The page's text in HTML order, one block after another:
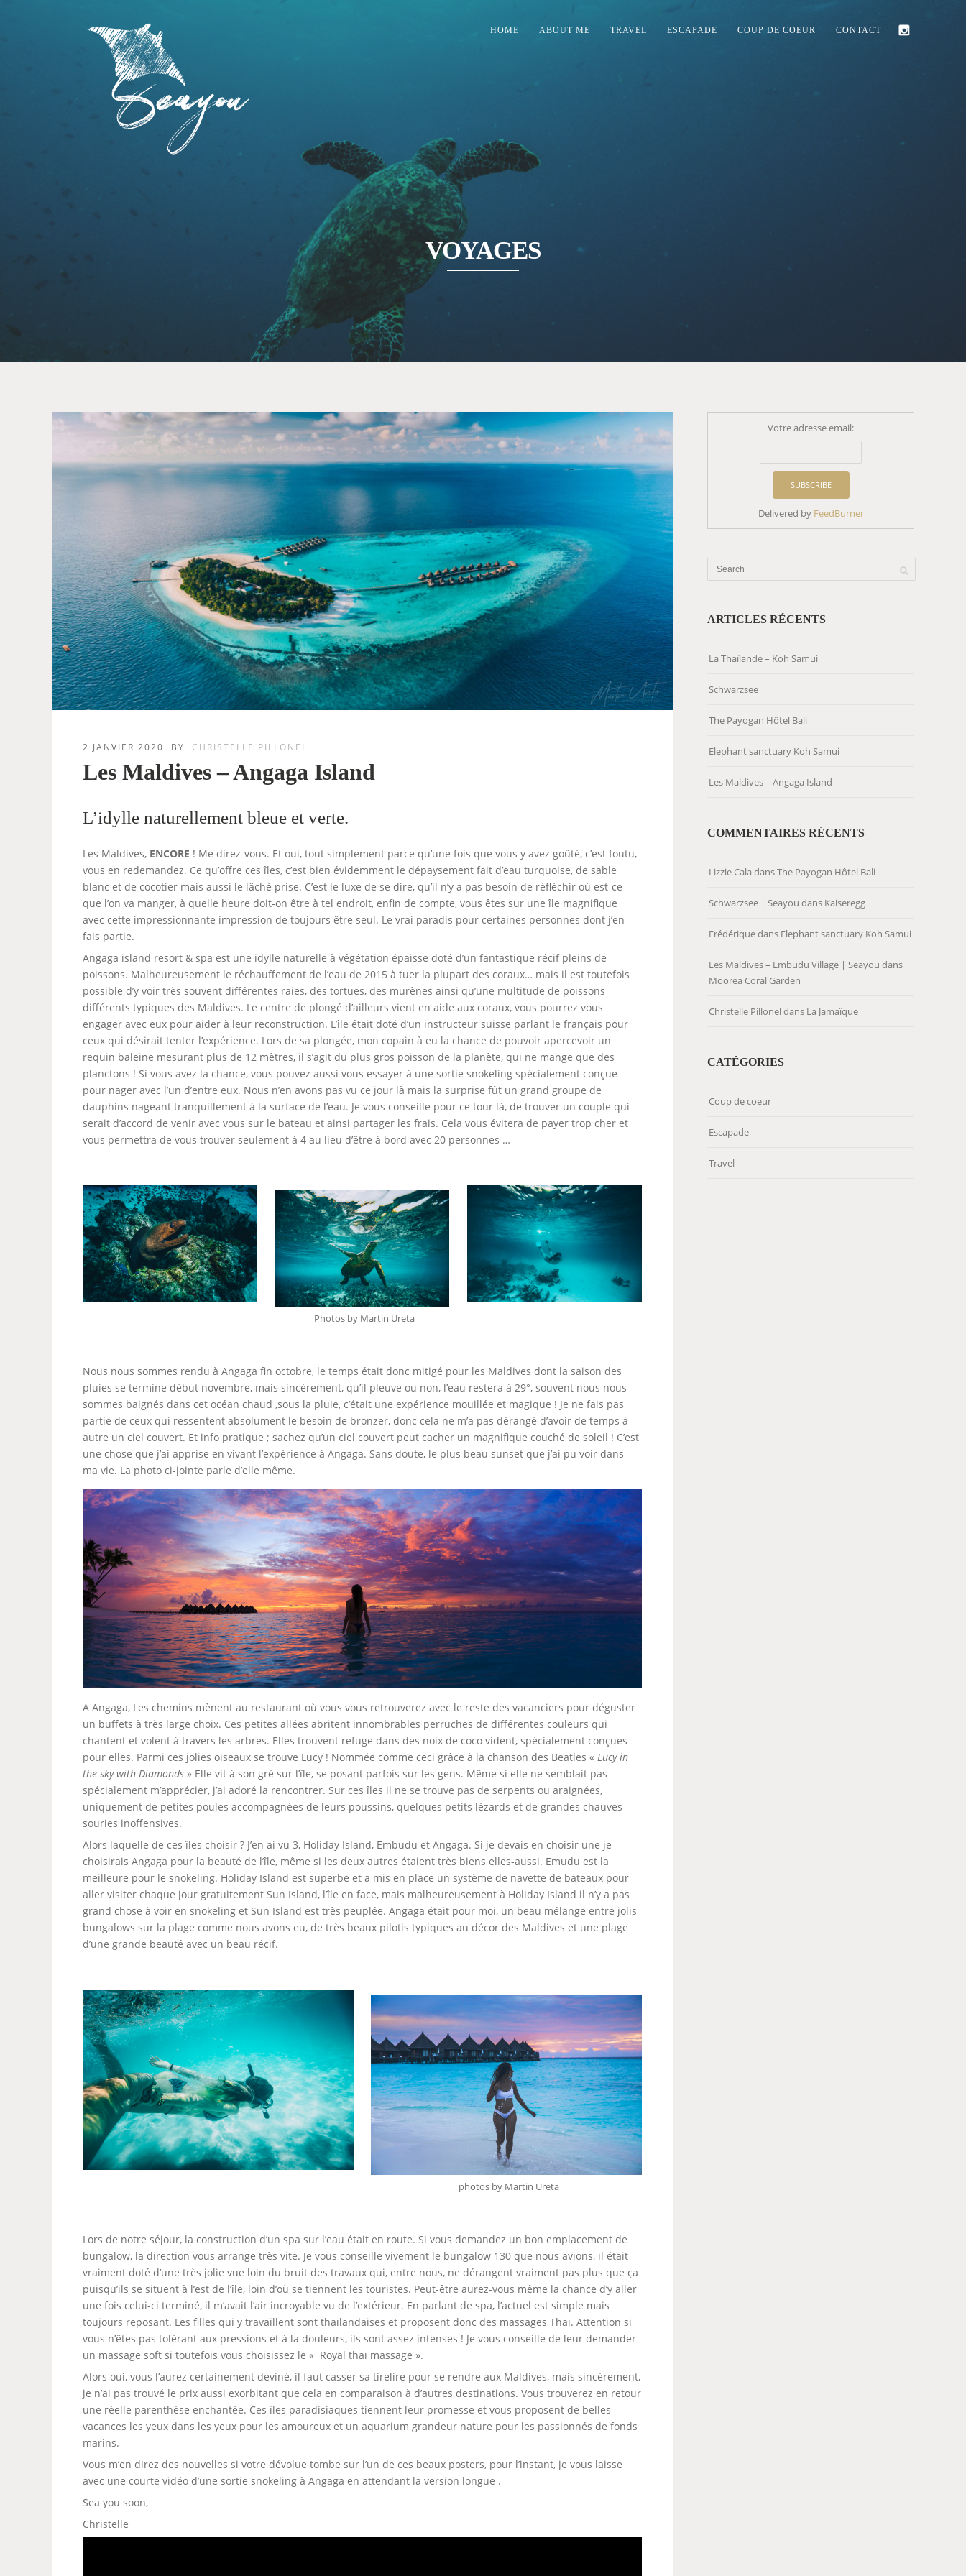
HOME ABOUT ME TRAVEL ESCAPADE COUP DE COEUR CONTACT
VOYAGES
2 JANVIER 2020 BY CHRISTELLE PILLONEL
Les Maldives – Angaga Island
L’idylle naturellement bleue et verte.
Les Maldives, ENCORE ! Me direz-vous. Et oui, tout simplement parce qu’une fois que vous y avez goûté, c’est foutu,
vous en redemandez. Ce qu’offre ces îles, c’est bien évidemment le dépaysement fait d’eau turquoise, de sable
blanc et de cocotier mais aussi le lâché prise. C’est le luxe de se dire, qu’il n’y a pas besoin de réfléchir où est-ce-
que l’on va manger, à quelle heure doit-on être à tel endroit, enfin de compte, vous êtes sur une île magnifique
avec cette impressionnante impression de toujours être seul. Le vrai paradis pour certaines personnes dont j’en
fais partie.
Angaga island resort & spa est une idylle naturelle à végétation épaisse doté d’un fantastique récif pleins de
poissons. Malheureusement le réchauffement de l’eau de 2015 à tuer la plupart des coraux… mais il est toutefois
possible d’y voir très souvent différentes raies, des tortues, des murènes ainsi qu’une multitude de poissons
différents typiques des Maldives. Le centre de plongé d’ailleurs vient en aide aux coraux, vous pourrez vous
engager avec eux pour aider à leur reconstruction. L’île était doté d’un instructeur suisse parlant le français pour
ceux qui désirait tenter l’expérience. Lors de sa plongée, mon copain à eu la chance de pouvoir apercevoir un
requin baleine mesurant plus de 12 mètres, il s’agit du plus gros poisson de la planète, qui ne mange que des
planctons ! Si vous avez la chance, vous pouvez aussi vous essayer à une sortie snokeling spécialement conçue
pour nager avec l’un d’entre eux. Nous n’en avons pas vu ce jour là mais la surprise fût un grand groupe de
dauphins nageant tranquillement à la surface de l’eau. Je vous conseille pour ce tour là, de trouver un couple qui
serait d’accord de venir avec vous sur le bateau et ainsi partager les frais. Cela vous évitera de payer trop cher et
vous permettra de vous trouver seulement à 4 au lieu d’être à bord avec 20 personnes …
Photos by Martin Ureta
Nous nous sommes rendu à Angaga fin octobre, le temps était donc mitigé pour les Maldives dont la saison des
pluies se termine début novembre, mais sincèrement, qu’il pleuve ou non, l’eau restera à 29°, souvent nous nous
sommes baignés dans cet océan chaud ,sous la pluie, c’était une expérience mouillée et magique ! Je ne fais pas
partie de ceux qui ressentent absolument le besoin de bronzer, donc cela ne m’a pas dérangé d’avoir de temps à
autre un ciel couvert. Et info pratique ; sachez qu’un ciel couvert peut cacher un magnifique couché de soleil ! C’est
une chose que j’ai apprise en vivant l’expérience à Angaga. Sans doute, le plus beau sunset que j’ai pu voir dans
ma vie. La photo ci-jointe parle d’elle même.
A Angaga, Les chemins mènent au restaurant où vous vous retrouverez avec le reste des vacanciers pour déguster
un buffets à très large choix. Ces petites allées abritent innombrables perruches de différentes couleurs qui
chantent et volent à travers les arbres. Elles trouvent refuge dans des noix de coco vident, spécialement conçues
pour elles. Parmi ces jolies oiseaux se trouve Lucy ! Nommée comme ceci grâce à la chanson des Beatles « Lucy in
the sky with Diamonds » Elle vit à son gré sur l’île, se posant parfois sur les gens. Même si elle ne semblait pas
spécialement m’apprécier, j’ai adoré la rencontrer. Sur ces îles il ne se trouve pas de serpents ou araignées,
uniquement de petites poules accompagnées de leurs poussins, quelques petits lézards et de grandes chauves
souries inoffensives.
Alors laquelle de ces îles choisir ? J’en ai vu 3, Holiday Island, Embudu et Angaga. Si je devais en choisir une je
choisirais Angaga pour la beauté de l’île, même si les deux autres étaient très biens elles-aussi. Emudu est la
meilleure pour le snokeling. Holiday Island est superbe et a mis en place un système de navette de bateaux pour
aller visiter chaque jour gratuitement Sun Island, l’île en face, mais malheureusement à Holiday Island il n’y a pas
grand chose à voir en snokeling et Sun Island est très peuplée. Angaga était pour moi, un beau mélange entre jolis
bungalows sur la plage comme nous avons eu, de très beaux pilotis typiques au décor des Maldives et une plage
d’une grande beauté avec un beau récif.
photos by Martin Ureta
Lors de notre séjour, la construction d’un spa sur l’eau était en route. Si vous demandez un bon emplacement de
bungalow, la direction vous arrange très vite. Je vous conseille vivement le bungalow 130 que nous avions, il était
vraiment doté d’une très jolie vue loin du bruit des travaux qui, entre nous, ne dérangent vraiment pas plus que ça
puisqu’ils se situent à l’est de l’île, loin d’où se tiennent les touristes. Peut-être aurez-vous même la chance d’y aller
une fois celui-ci terminé, il m’avait l’air incroyable vu de l’extérieur. En parlant de spa, l’actuel est simple mais
toujours reposant. Les filles qui y travaillent sont thaïlandaises et proposent donc des massages Thaï. Attention si
vous n’êtes pas tolérant aux pressions et à la douleurs, ils sont assez intenses ! Je vous conseille de leur demander
un massage soft si toutefois vous choisissez le « Royal thaï massage ».
Alors oui, vous l’aurez certainement deviné, il faut casser sa tirelire pour se rendre aux Maldives, mais sincèrement,
je n’ai pas trouvé le prix aussi exorbitant que cela en comparaison à d’autres destinations. Vous trouverez en retour
une réelle parenthèse enchantée. Ces îles paradisiaques tiennent leur promesse et vous proposent de belles
vacances les yeux dans les yeux pour les amoureux et un aquarium grandeur nature pour les passionnés de fonds
marins.
Vous m’en direz des nouvelles si votre dévolue tombe sur l’un de ces beaux posters, pour l’instant, je vous laisse
avec une courte vidéo d’une sortie snokeling à Angaga en attendant la version longue .
Sea you soon,
Christelle
Votre adresse email:
Delivered by FeedBurner
ARTICLES RÉCENTS
La Thaïlande – Koh Samui
Schwarzsee
The Payogan Hôtel Bali
Elephant sanctuary Koh Samui
Les Maldives – Angaga Island
COMMENTAIRES RÉCENTS
Lizzie Cala dansThe Payogan Hôtel Bali
Schwarzsee | Seayou dans Kaiseregg
Frédériquedans Elephant sanctuary Koh Samui
Les Maldives – Embudu Village | Seayou dans
Moorea Coral Garden
Christelle Pillonel dans La Jamaïque
CATÉGORIES
Coup de coeur
Escapade
Travel